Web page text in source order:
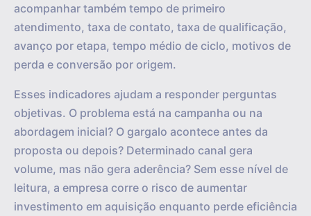
acompanhar também tempo de primeiro
atendimento, taxa de contato, taxa de qualificação,
avanço por etapa, tempo médio de ciclo, motivos de
perda e conversão por origem.
Esses indicadores ajudam a responder perguntas
objetivas. O problema está na campanha ou na
abordagem inicial? O gargalo acontece antes da
proposta ou depois? Determinado canal gera
volume, mas não gera aderência? Sem esse nível de
leitura, a empresa corre o risco de aumentar
investimento em aquisição enquanto perde eficiência